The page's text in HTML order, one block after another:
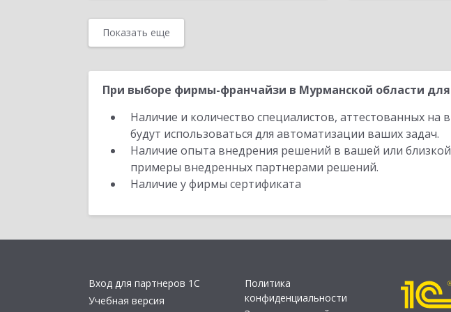
Показать еще
При выборе фирмы-франчайзи в Мурманской области
Наличие и количество специалистов, аттестованных
будут использоваться для автоматизации ваших задач.
Наличие опыта внедрения решений в вашей или
примеры внедренных партнерами решений.
Наличие у фирмы сертификата
Вход для партнеров 1С
Учебная версия
Политика
конфиденциальности